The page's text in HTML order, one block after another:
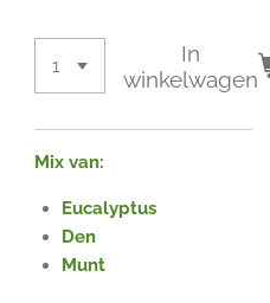
In
winkelwagen
Mix van:
Eucalyptus
Den
Munt